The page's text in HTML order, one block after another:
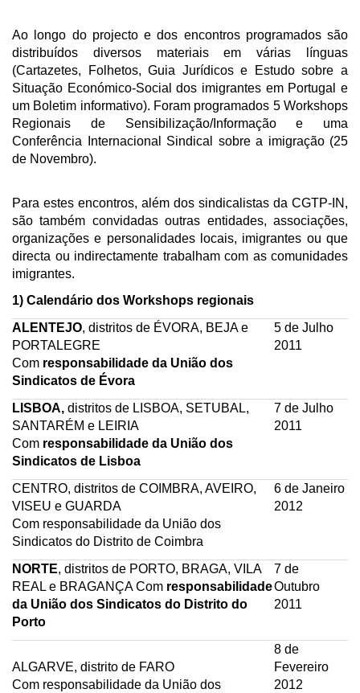
Ao longo do projecto e dos encontros programados são
distribuídos diversos materiais em várias línguas
(Cartazetes, Folhetos, Guia Jurídicos e Estudo sobre a
Situação Económico-Social dos imigrantes em Portugal e
um Boletim informativo). Foram programados 5 Workshops
Regionais de Sensibilização/Informação e uma
Conferência Internacional Sindical sobre a imigração (25
de Novembro).
Para estes encontros, além dos sindicalistas da CGTP-IN,
são também convidadas outras entidades, associações,
organizações e personalidades locais, imigrantes ou que
directa ou indirectamente trabalham com as comunidades
imigrantes.
1) Calendário dos Workshops regionais
ALENTEJO, distritos de ÉVORA, BEJA e
PORTALEGRE
Com responsabilidade da União dos
Sindicatos de Évora
5 de Julho
2011
LISBOA, distritos de LISBOA, SETUBAL,
SANTARÉM e LEIRIA
Com responsabilidade da União dos
Sindicatos de Lisboa
7 de Julho
2011
CENTRO, distritos de COIMBRA, AVEIRO,
VISEU e GUARDA
Com responsabilidade da União dos
Sindicatos do Distrito de Coimbra
6 de Janeiro
2012
NORTE, distritos de PORTO, BRAGA, VILA
REAL e BRAGANÇA Com responsabilidade
da União dos Sindicatos do Distrito do
Porto
7 de
Outubro
2011
ALGARVE, distrito de FARO
Com responsabilidade da União dos
8 de
Fevereiro
2012